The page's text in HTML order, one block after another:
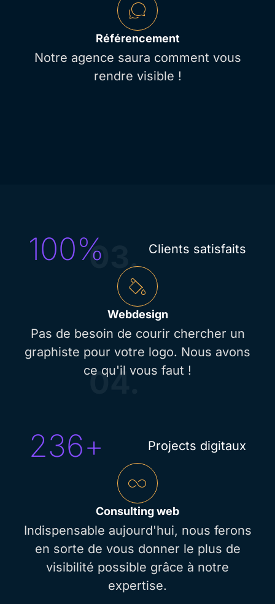
Référencement
Notre agence saura comment vous
rendre visible !
100% Clients satisfaits
Webdesign
Pas de besoin de courir chercher un
graphiste pour votre logo. Nous avons
ce qu'il vous faut !
03.
04.
236+ Projects digitaux
Consulting web
Indispensable aujourd'hui, nous ferons
en sorte de vous donner le plus de
visibilité possible grâce à notre
expertise.